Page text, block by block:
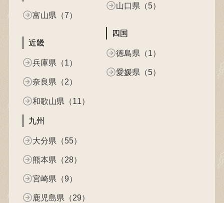
富山県（7）
近畿
兵庫県（1）
奈良県（2）
和歌山県（11）
山口県（5）
四国
徳島県（1）
愛媛県（5）
九州
大分県（55）
熊本県（28）
宮崎県（9）
鹿児島県（29）